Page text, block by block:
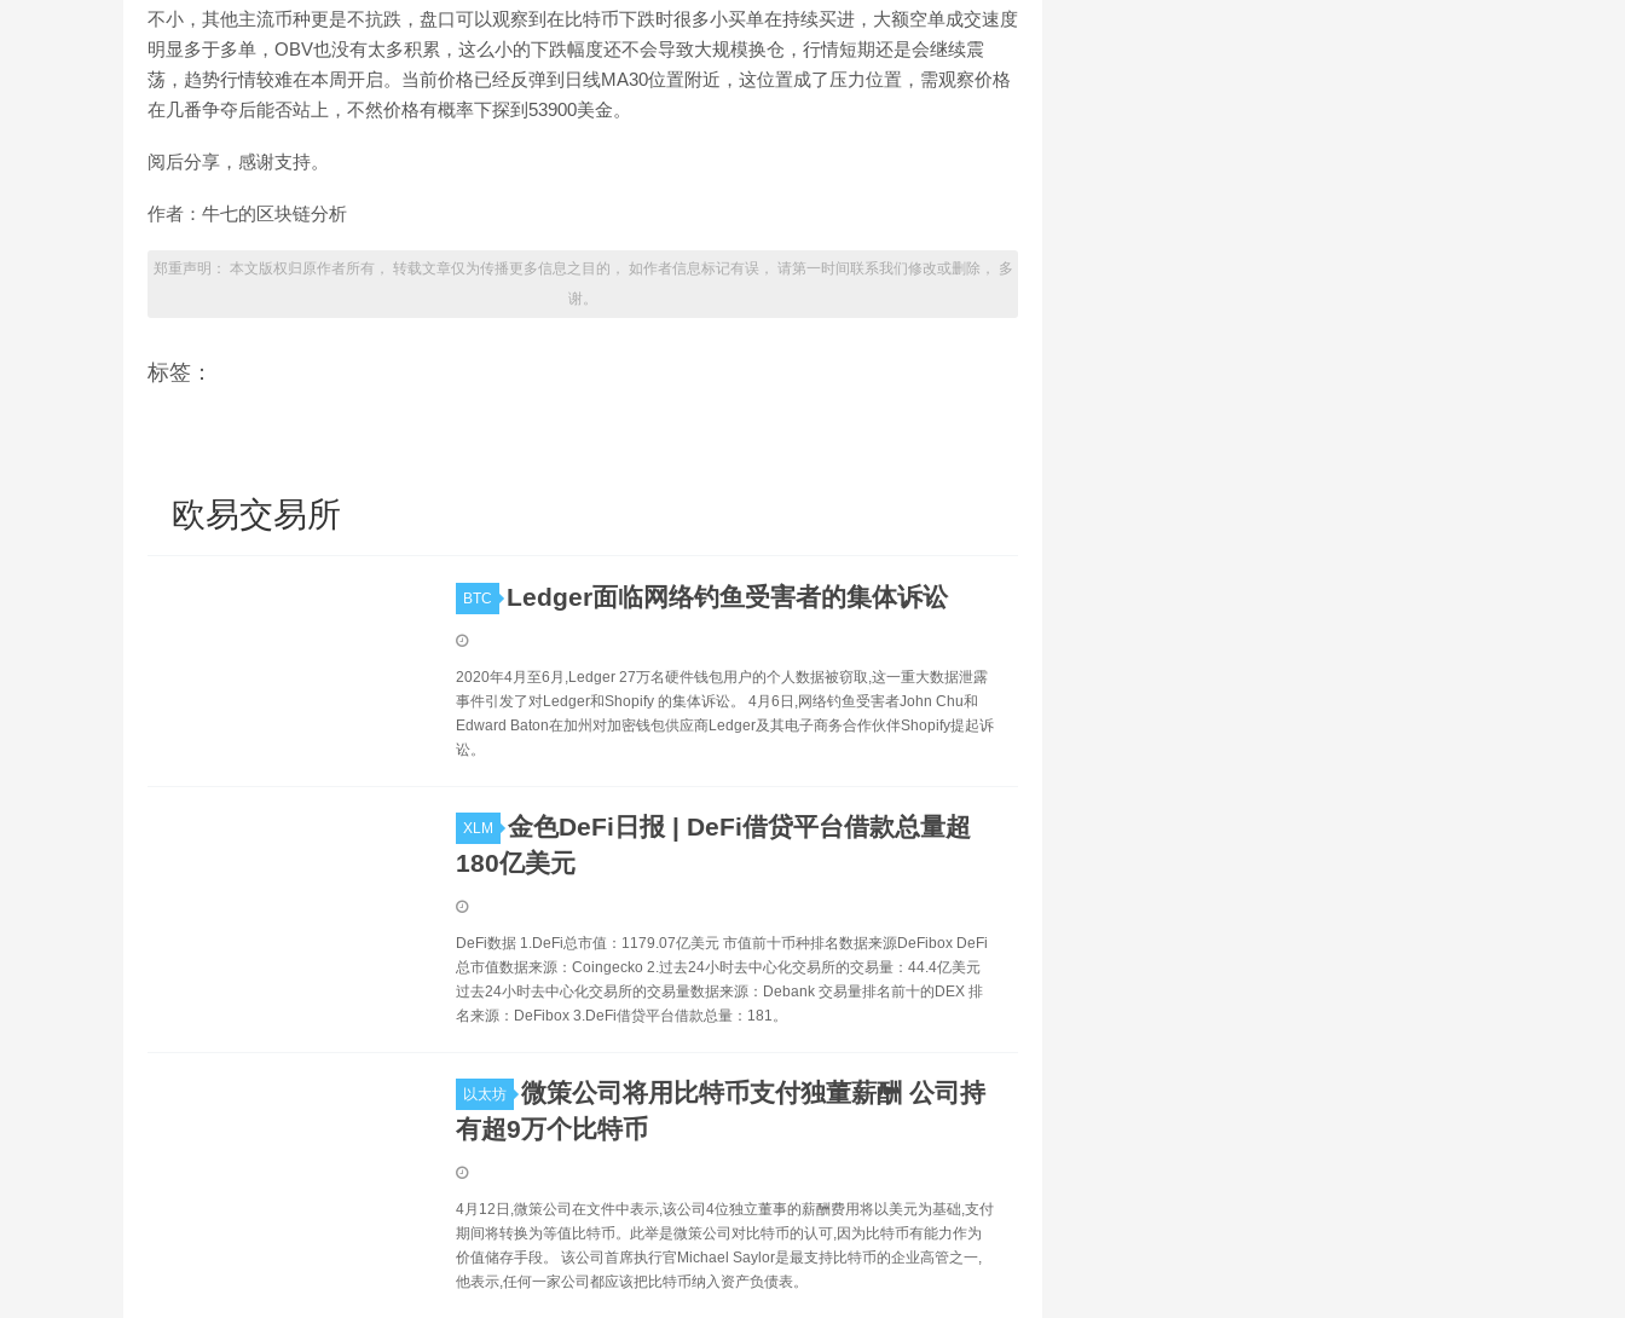
不小，其他主流币种更是不抗跌，盘口可以观察到在比特币下跌时很多小买单在持续买进，大额空单成交速度
明显多于多单，OBV也没有太多积累，这么小的下跌幅度还不会导致大规模换仓，行情短期还是会继续震
荡，趋势行情较难在本周开启。当前价格已经反弹到日线MA30位置附近，这位置成了压力位置，需观察价格
在几番争夺后能否站上，不然价格有概率下探到53900美金。
阅后分享，感谢支持。
作者：牛七的区块链分析
郑重声明： 本文版权归原作者所有， 转载文章仅为传播更多信息之目的， 如作者信息标记有误， 请第一时间联系我们修改或删除， 多
谢。
标签：
欧易交易所
BTC Ledger面临网络钓鱼受害者的集体诉讼
2020年4月至6月,Ledger 27万名硬件钱包用户的个人数据被窃取,这一重大数据泄露
事件引发了对Ledger和Shopify 的集体诉讼。 4月6日,网络钓鱼受害者John Chu和
Edward Baton在加州对加密钱包供应商Ledger及其电子商务合作伙伴Shopify提起诉
讼。
XLM
金色DeFi日报 | DeFi借贷平台借款总量超
180亿美元
DeFi数据 1.DeFi总市值：1179.07亿美元 市值前十币种排名数据来源DeFibox DeFi
总市值数据来源：Coingecko 2.过去24小时去中心化交易所的交易量：44.4亿美元
过去24小时去中心化交易所的交易量数据来源：Debank 交易量排名前十的DEX 排
名来源：DeFibox 3.DeFi借贷平台借款总量：181。
以太坊
微策公司将用比特币支付独董薪酬 公司持
有超9万个比特币
4月12日,微策公司在文件中表示,该公司4位独立董事的薪酬费用将以美元为基础,支付
期间将转换为等值比特币。此举是微策公司对比特币的认可,因为比特币有能力作为
价值储存手段。 该公司首席执行官Michael Saylor是最支持比特币的企业高管之一,
他表示,任何一家公司都应该把比特币纳入资产负债表。